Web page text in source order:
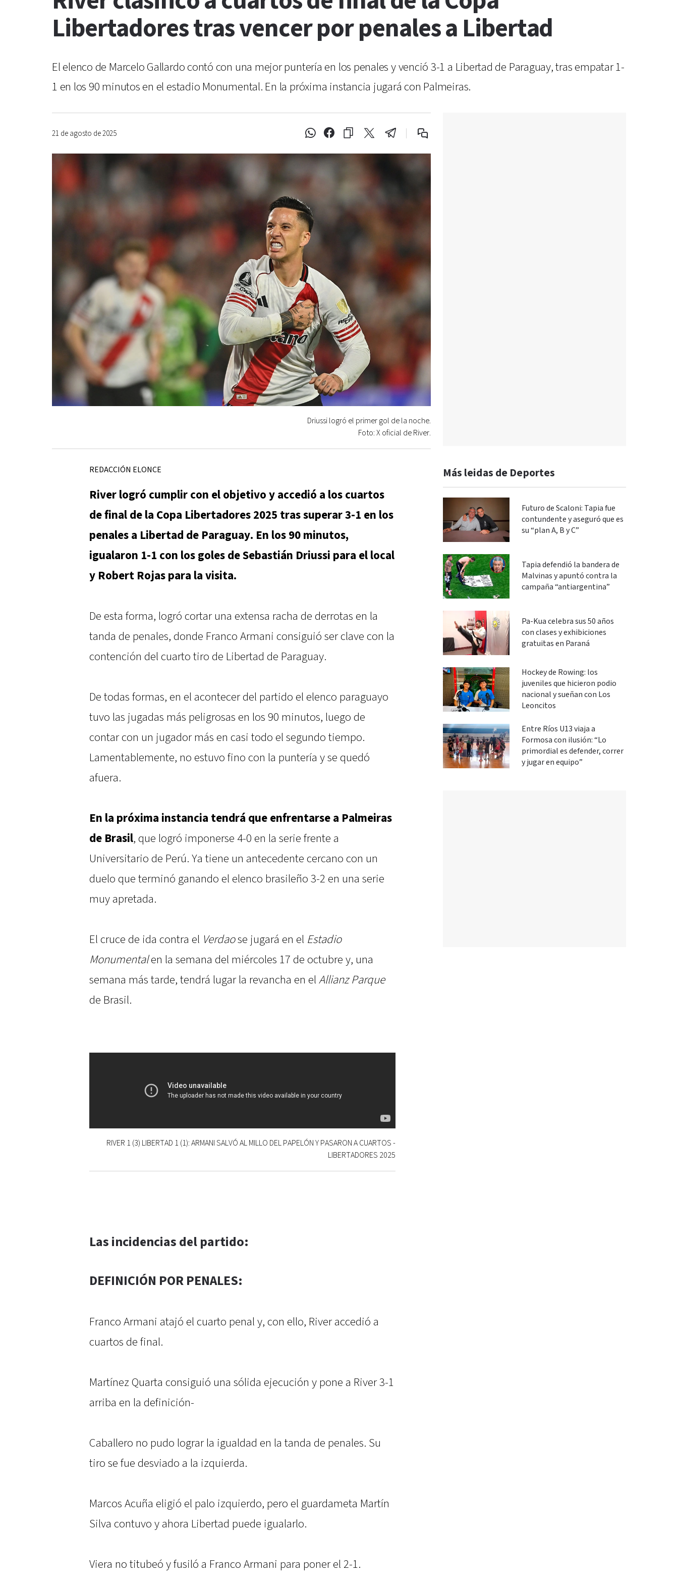
Libertadores tras vencer por penales a Libertad
El elenco de Marcelo Gallardo contó con una mejor puntería en los penales y venció 3-1 a Libertad de Paraguay, tras empatar 1-
1 en los 90 minutos en el estadio Monumental. En la próxima instancia jugará con Palmeiras.
21 de agosto de 2025
Driussi logró el primer gol de la noche.
Foto: X oficial de River.
REDACCIÓN ELONCE
River logró cumplir con el objetivo y accedió a los cuartos
de final de la Copa Libertadores 2025 tras superar 3-1 en los
penales a Libertad de Paraguay. En los 90 minutos,
igualaron 1-1 con los goles de Sebastián Driussi para el local
y Robert Rojas para la visita.
De esta forma, logró cortar una extensa racha de derrotas en la
tanda de penales, donde Franco Armani consiguió ser clave con la
contención del cuarto tiro de Libertad de Paraguay.
De todas formas, en el acontecer del partido el elenco paraguayo
tuvo las jugadas más peligrosas en los 90 minutos, luego de
contar con un jugador más en casi todo el segundo tiempo.
Lamentablemente, no estuvo fino con la puntería y se quedó
afuera.
En la próxima instancia tendrá que enfrentarse a Palmeiras
de Brasil, que logró imponerse 4-0 en la serie frente a
Universitario de Perú. Ya tiene un antecedente cercano con un
duelo que terminó ganando el elenco brasileño 3-2 en una serie
muy apretada.
El cruce de ida contra el Verdaose jugará en el Estadio
Monumentalen la semana del miércoles 17 de octubre y, una
semana más tarde, tendrá lugar la revancha en el Allianz Parque
de Brasil.
RIVER 1 (3) LIBERTAD 1 (1): ARMANI SALVÓ AL MILLO DEL PAPELÓN Y PASARON A CUARTOS -
LIBERTADORES 2025
Las incidencias del partido:
DEFINICIÓN POR PENALES:
Franco Armani atajó el cuarto penal y, con ello, River accedió a
cuartos de final.
Martínez Quarta consiguió una sólida ejecución y pone a River 3-1
arriba en la definición-
Caballero no pudo lograr la igualdad en la tanda de penales. Su
tiro se fue desviado a la izquierda.
Marcos Acuña eligió el palo izquierdo, pero el guardameta Martín
Silva contuvo y ahora Libertad puede igualarlo.
Viera no titubeó y fusiló a Franco Armani para poner el 2-1.
Más leidas de Deportes
Futuro de Scaloni: Tapia fue
contundente y aseguró que es
su “plan A, B y C”
Tapia defendió la bandera de
Malvinas y apuntó contra la
campaña “antiargentina”
Pa-Kua celebra sus 50 años
con clases y exhibiciones
gratuitas en Paraná
Hockey de Rowing: los
juveniles que hicieron podio
nacional y sueñan con Los
Leoncitos
Entre Ríos U13 viaja a
Formosa con ilusión: “Lo
primordial es defender, correr
y jugar en equipo”